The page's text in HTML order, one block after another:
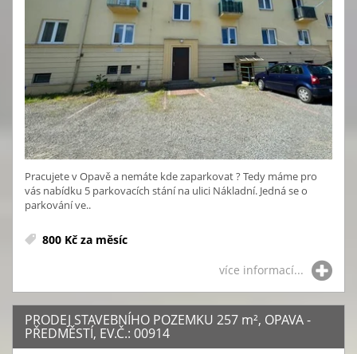
Pracujete v Opavě a nemáte kde zaparkovat ? Tedy máme pro
vás nabídku 5 parkovacích stání na ulici Nákladní. Jedná se o
parkování ve..
800 Kč za měsíc
více informací...
PRODEJ STAVEBNÍHO POZEMKU 257 m², OPAVA -
PŘEDMĚSTÍ, EV.Č.: 00914